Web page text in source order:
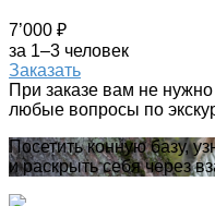
7’000 ₽
за 1–3 человек
Заказать
При заказе вам не нужно
любые вопросы по
Посетить конную базу,
и раскрыть себя через